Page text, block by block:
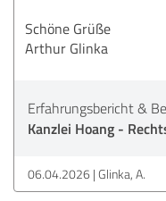
Schöne Grüße
Arthur Glinka
Erfahrungsbericht &
Kanzlei Hoang -
06.04.2026 Glinka, A.